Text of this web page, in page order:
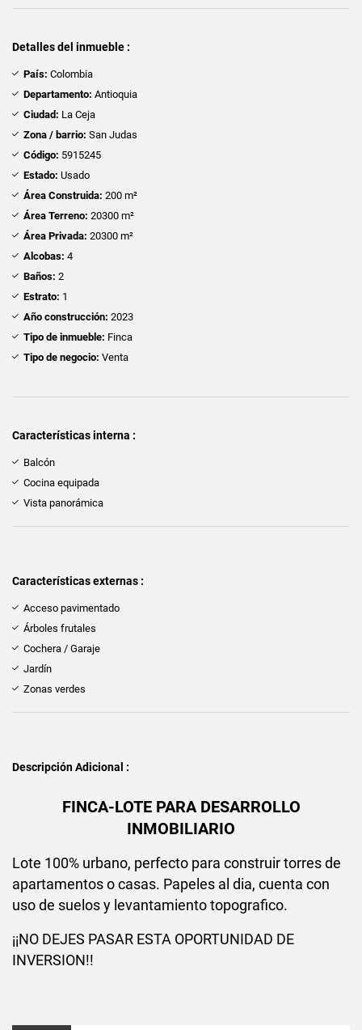
Detalles del inmueble :
País: Colombia
Departamento: Antioquia
Ciudad: La Ceja
Zona / barrio: San Judas
Código: 5915245
Estado: Usado
Área Construida: 200 m²
Área Terreno: 20300 m²
Área Privada: 20300 m²
Alcobas: 4
Baños: 2
Estrato: 1
Año construcción: 2023
Tipo de inmueble: Finca
Tipo de negocio: Venta
Características interna :
Balcón
Cocina equipada
Vista panorámica
Características externas :
Acceso pavimentado
Árboles frutales
Cochera / Garaje
Jardín
Zonas verdes
Descripción Adicional :
FINCA-LOTE PARA DESARROLLO
INMOBILIARIO
Lote 100% urbano, perfecto para construir torres de
apartamentos o casas. Papeles al dia, cuenta con
uso de suelos y levantamiento topografico.
¡¡NO DEJES PASAR ESTA OPORTUNIDAD DE
INVERSION!!